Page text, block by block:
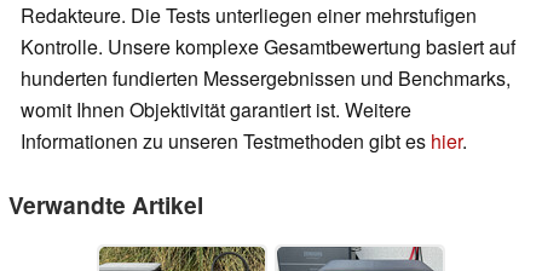
Redakteure. Die Tests unterliegen einer mehrstufigen
Kontrolle. Unsere komplexe Gesamtbewertung basiert auf
hunderten fundierten Messergebnissen und Benchmarks,
womit Ihnen Objektivität garantiert ist. Weitere
Informationen zu unseren Testmethoden gibt es hier.
Verwandte Artikel